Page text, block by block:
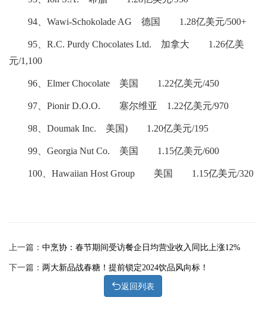
94、Wawi-Schokolade AG 德国 1.28亿美元/500+
95、R.C. Purdy Chocolates Ltd. 加拿大 1.26亿美
元/1,100
96、Elmer Chocolate 美国 1.22亿美元/450
97、Pionir D.O.O. 塞尔维亚 1.22亿美元/970
98、Doumak Inc. 美国) 1.20亿美元/195
99、Georgia Nut Co. 美国 1.15亿美元/600
100、Hawaiian Host Group 美国 1.15亿美元/320
上一篇： 中烹协：春节期间受访餐企日均营业收入同比上涨12%
下一篇： 两大新品战春糖！提前锁定2024饮品风向标！
返回列表